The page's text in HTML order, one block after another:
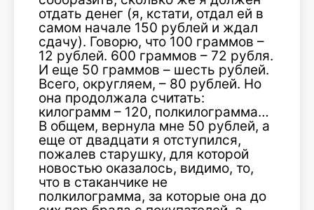
отдать денег (я, кстати, отдал ей в
самом начале 150 рублей и ждал
сдачу). Говорю, что 100 граммов –
12 рублей. 600 граммов – 72 рубля.
И еще 50 граммов – шесть рублей.
Всего, округляем, – 80 рублей. Но
она продолжала считать:
килограмм – 120, полкилограмма…
В общем, вернула мне 50 рублей, а
еще от двадцати я отступился,
пожалев старушку, для которой
новостью оказалось, видимо, то,
что в стаканчике не
полкилограмма, за которые она до